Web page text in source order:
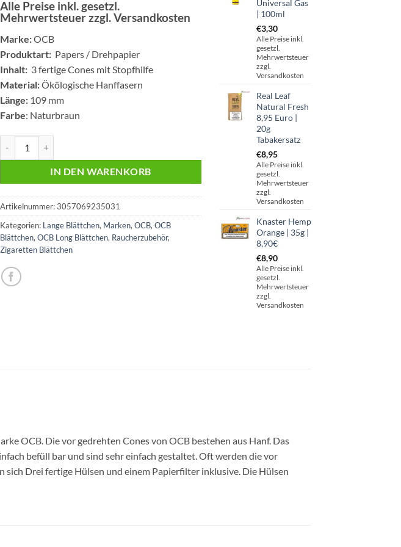
Alle Preise inkl. gesetzl.
Mehrwertsteuer zzgl. Versandkosten
Marke:OCB
Produktart: Papers / Drehpapier
Inhalt: 3 fertige Cones mit Stopfhilfe
Material:Ökölogische Hanffasern
Länge: 109 mm
Farbe: Naturbraun
IN DEN WARENKORB
Artikelnummer:3057069235031
Kategorien: Lange Blättchen, Marken, OCB, OCB
Blättchen, OCB Long Blättchen, Raucherzubehör,
Zigaretten Blättchen
Universal Gas
| 100ml
€3,30
Alle Preise inkl.
gesetzl.
Mehrwertsteuer
zzgl.
Versandkosten
Real Leaf
Natural Fresh
8,95 Euro |
20g
Tabakersatz
€8,95
Alle Preise inkl.
gesetzl.
Mehrwertsteuer
zzgl.
Versandkosten
Knaster Hemp
Orange | 35g |
8,90€
€8,90
Alle Preise inkl.
gesetzl.
Mehrwertsteuer
zzgl.
Versandkosten
OCB. Die vor gedrehten Cones von OCB bestehen aus Hanf. Das
befüll bar und sind sehr einfach gestaltet. Oft werden die vor
Drei fertige Hülsen und einem Papierfilter inklusive. Die Hülsen